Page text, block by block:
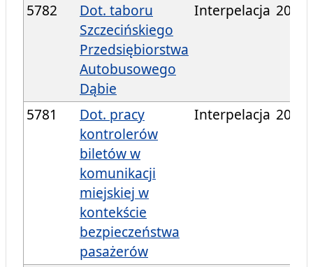
5782
Dot. taboru
Szczecińskiego
Przedsiębiorstwa
Autobusowego
Dąbie
Interpelacja
5781
Dot. pracy
kontrolerów
biletów w
komunikacji
miejskiej w
kontekście
bezpieczeństwa
pasażerów
Interpelacja